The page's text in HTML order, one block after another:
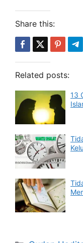
Share this:
Related posts:
13